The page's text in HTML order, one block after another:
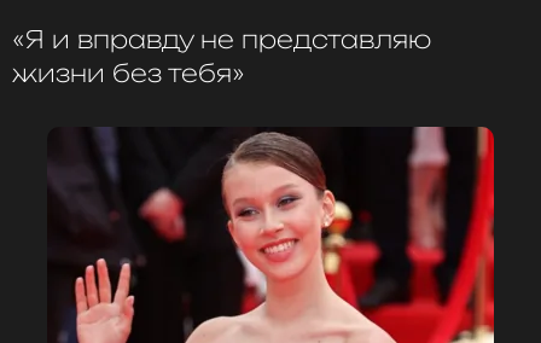
«Я и вправду не представляю
жизни без тебя»